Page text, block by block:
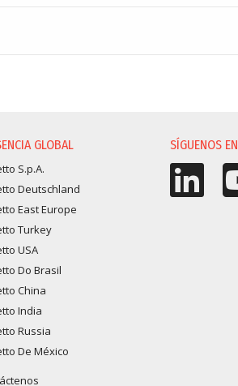
GLOBAL
S.p.A.
Deutschland
East Europe
Turkey
USA
Do Brasil
China
India
Russia
De México
SÍGUENOS EN